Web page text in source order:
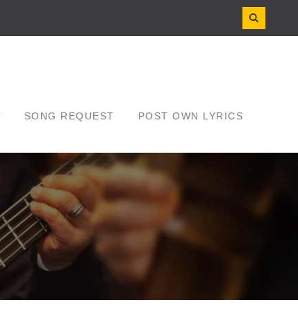
SONG REQUEST POST OWN LYRICS